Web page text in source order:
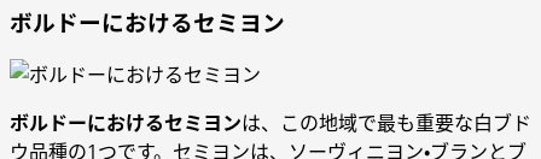
ボルドーにおけるセミヨン
ボルドーにおけるセミヨンは、この地域で最も重要な白ブド
ウ品種の1つです。セミヨンは、ソーヴィニヨン・ブランとブ